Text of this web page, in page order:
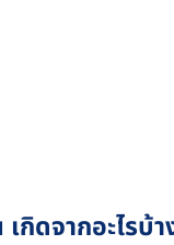
กิดจากอะไรบ้